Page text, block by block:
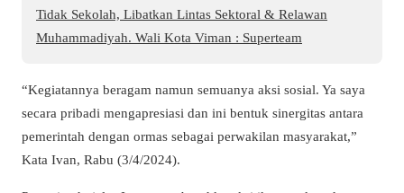
Tidak Sekolah, Libatkan Lintas Sektoral & Relawan
Muhammadiyah. Wali Kota Viman : Superteam
“Kegiatannya beragam namun semuanya aksi sosial. Ya saya
secara pribadi mengapresiasi dan ini bentuk sinergitas antara
pemerintah dengan ormas sebagai perwakilan masyarakat,”
Kata Ivan, Rabu (3/4/2024).